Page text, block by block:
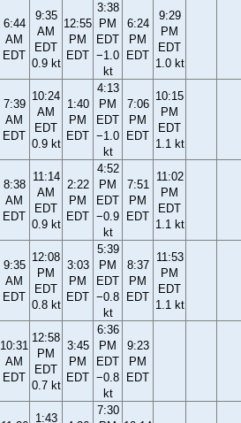
6:44
AM
EDT
9:35
AM
EDT
0.9 kt
12:55
PM
EDT
3:38
PM
EDT
−1.0
kt
6:24
PM
EDT
9:29
PM
EDT
1.0 kt
7:39
AM
EDT
10:24
AM
EDT
0.9 kt
1:40
PM
EDT
4:13
PM
EDT
−1.0
kt
7:06
PM
EDT
10:15
PM
EDT
1.1 kt
8:38
AM
EDT
11:14
AM
EDT
0.9 kt
2:22
PM
EDT
4:52
PM
EDT
−0.9
kt
7:51
PM
EDT
11:02
PM
EDT
1.1 kt
9:35
AM
EDT
12:08
PM
EDT
0.8 kt
3:03
PM
EDT
5:39
PM
EDT
−0.8
kt
8:37
PM
EDT
11:53
PM
EDT
1.1 kt
10:31
AM
EDT
12:58
PM
EDT
0.7 kt
3:45
PM
EDT
6:36
PM
EDT
−0.8
kt
9:23
PM
EDT
1:43
7:30